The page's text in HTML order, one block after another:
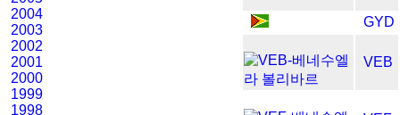
2004
2003
2002
2001
2000
1999
1998
GYD
VEB